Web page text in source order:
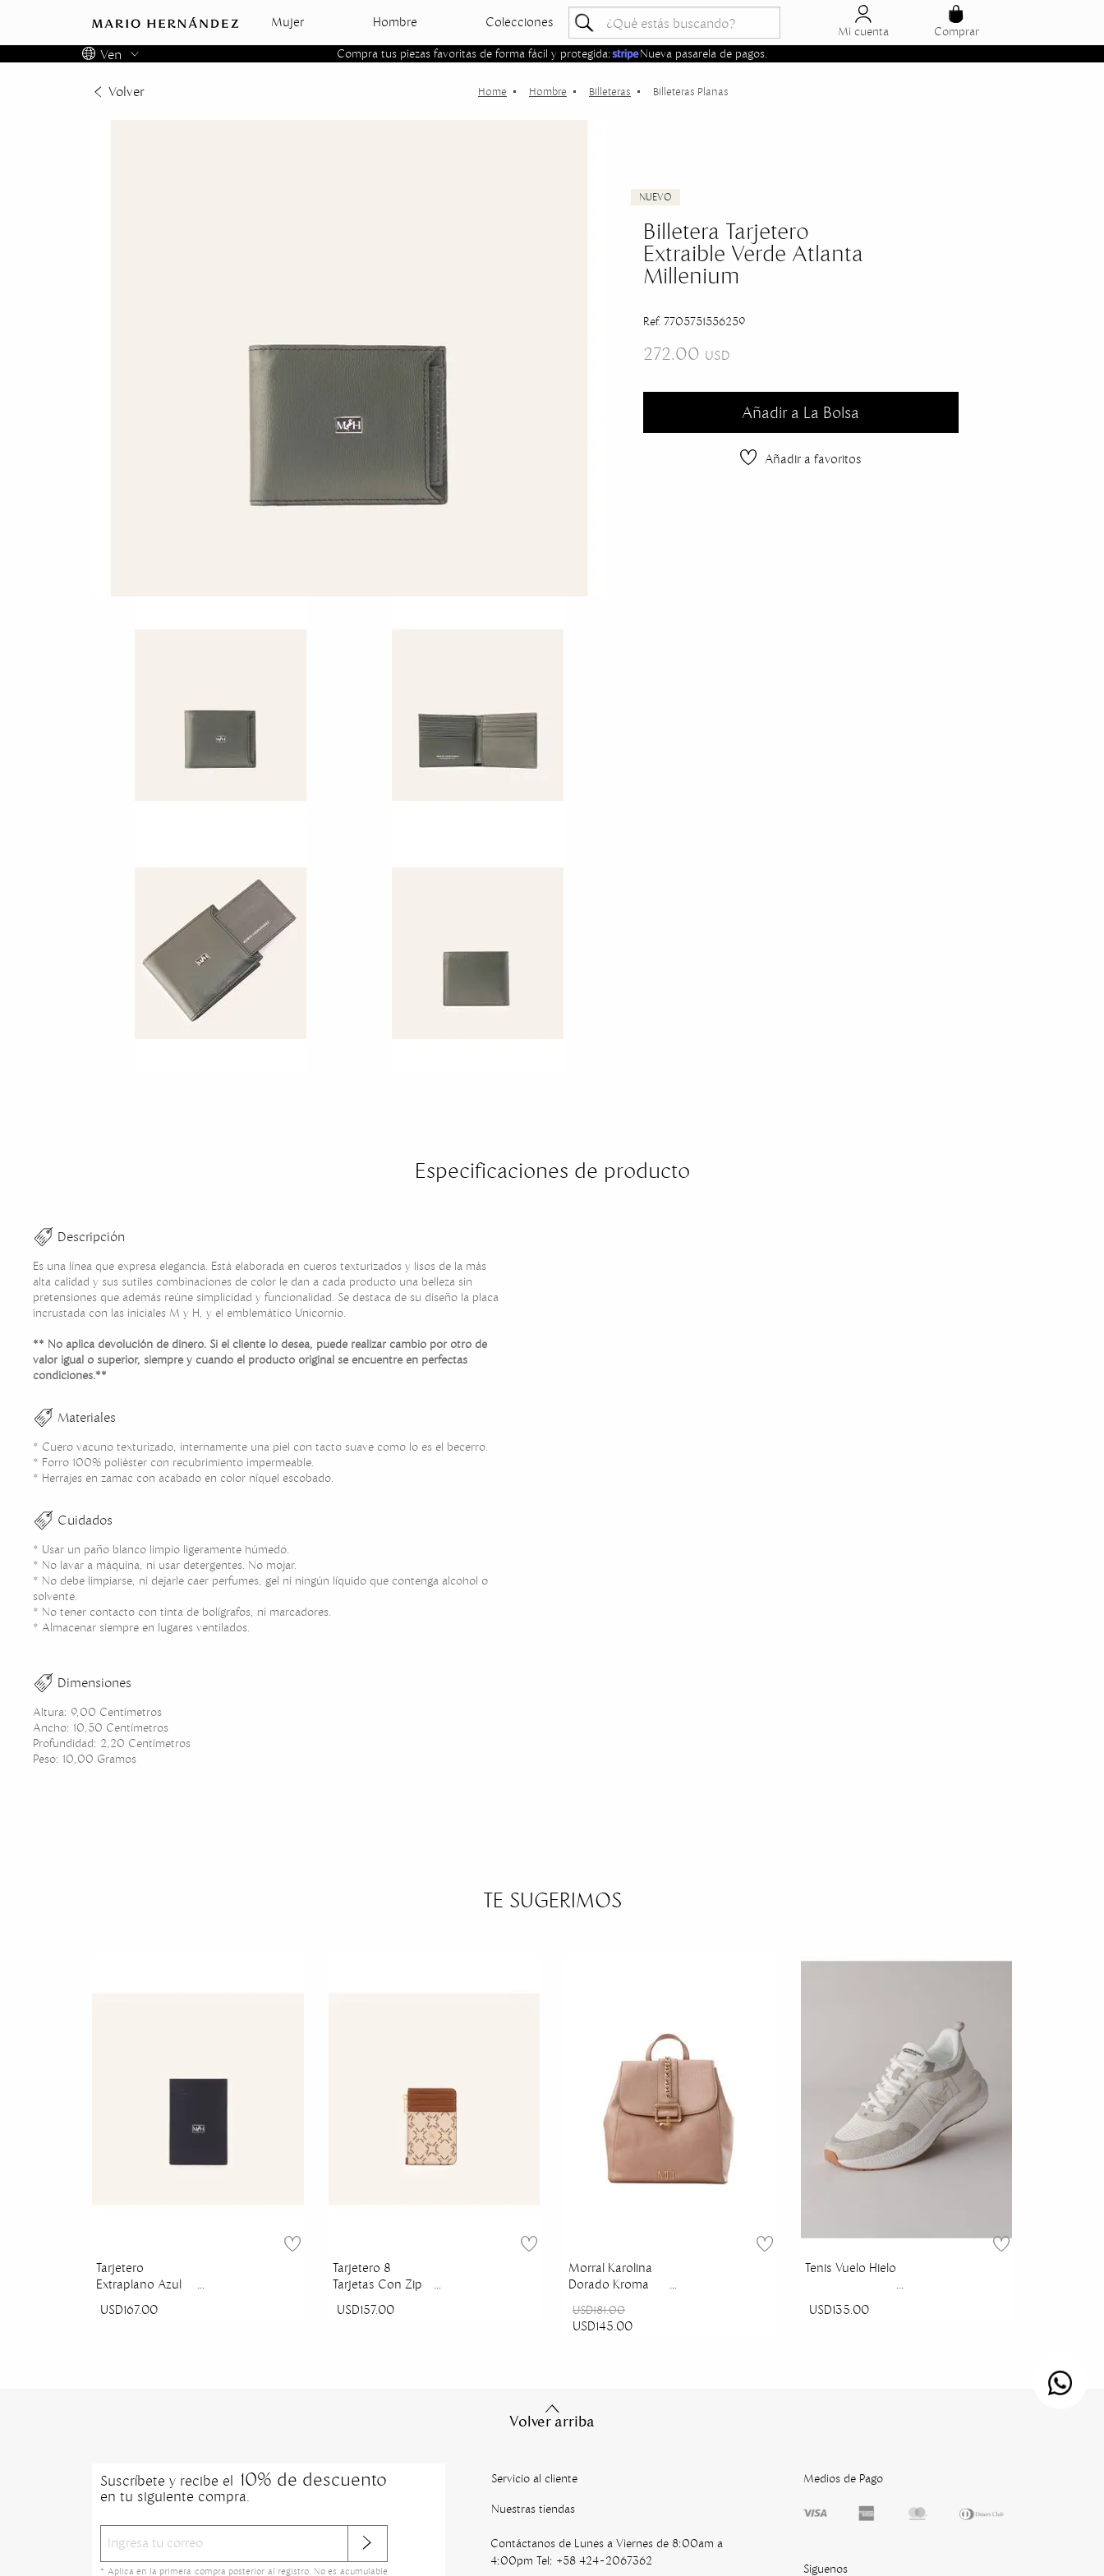
Mujer Hombre Colecciones
Mi cuenta Comprar
Ven
Colombia
Compra tus piezas favoritas de forma fácil y protegida: Nueva pasarela de pagos.
Volver Hombre Billeteras Billeteras Planas
Billetera Tarjetero
Extraible Verde Atlanta
Millenium
Ref. 7705751556259
272.00 USD
Añadir a La Bolsa
Añadir a favoritos
Especificaciones de producto
Descripción
Es una línea que expresa elegancia. Está elaborada en cueros texturizados y lisos de la más
alta calidad y sus sutiles combinaciones de color le dan a cada producto una belleza sin
pretensiones que además reúne simplicidad y funcionalidad. Se destaca de su diseño la placa
incrustada con las iniciales M y H, y el emblemático Unicornio.
** No aplica devolución de dinero. Si el cliente lo desea, puede realizar cambio por otro de
valor igual o superior, siempre y cuando el producto original se encuentre en perfectas
condiciones.**
Materiales
* Cuero vacuno texturizado, internamente una piel con tacto suave como lo es el becerro.
* Forro 100% poliéster con recubrimiento impermeable.
* Herrajes en zamac con acabado en color níquel escobado.
Cuidados
* Usar un paño blanco limpio ligeramente húmedo.
* No lavar a máquina, ni usar detergentes. No mojar.
* No debe limpiarse, ni dejarle caer perfumes, gel ni ningún líquido que contenga alcohol o
solvente.
* No tener contacto con tinta de bolígrafos, ni marcadores.
* Almacenar siempre en lugares ventilados.
Dimensiones
Altura: 9,00 Centímetros
Ancho: 10,50 Centímetros
Profundidad: 2,20 Centímetros
Peso: 10,00 Gramos
TE SUGERIMOS
Tarjetero
Extraplano Azul
USD167.00
Tarjetero 8
Tarjetas Con Zip
Básico
USD157.00
Morral Karolina
Dorado Kroma
USD181.00
USD145.00
Tenis Vuelo Hielo
USD135.00
Volver arriba
Suscríbete y recibe el 10% de descuento
en tu siguiente compra.
* Aplica en la primera compra posterior al registro. No es acumulable
Servicio al cliente
Nuestras tiendas
Contáctanos de Lunes a Viernes de 8:00am a
4:00pm Tel: +58 424-2067362
Medios de Pago
Siguenos